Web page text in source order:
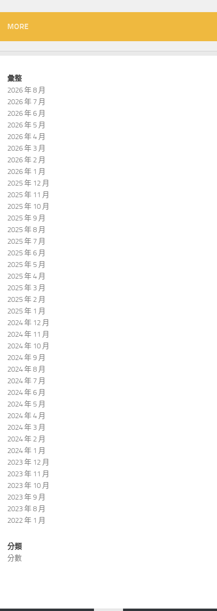
MORE
彙整
2026 年 8 月
2026 年 7 月
2026 年 6 月
2026 年 5 月
2026 年 4 月
2026 年 3 月
2026 年 2 月
2026 年 1 月
2025 年 12 月
2025 年 11 月
2025 年 10 月
2025 年 9 月
2025 年 8 月
2025 年 7 月
2025 年 6 月
2025 年 5 月
2025 年 4 月
2025 年 3 月
2025 年 2 月
2025 年 1 月
2024 年 12 月
2024 年 11 月
2024 年 10 月
2024 年 9 月
2024 年 8 月
2024 年 7 月
2024 年 6 月
2024 年 5 月
2024 年 4 月
2024 年 3 月
2024 年 2 月
2024 年 1 月
2023 年 12 月
2023 年 11 月
2023 年 10 月
2023 年 9 月
2023 年 8 月
2022 年 1 月
分類
分數